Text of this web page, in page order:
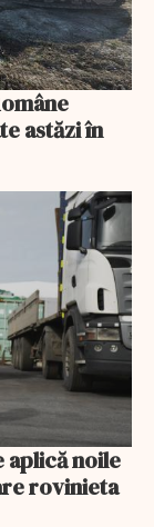
astăzi în
aplică noile
rovinieta